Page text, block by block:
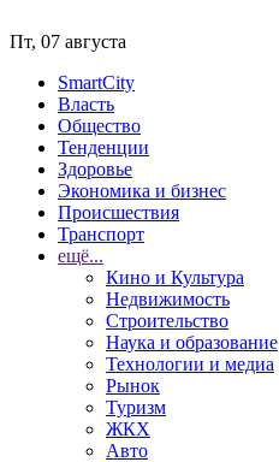
Пт, 07 августа
SmartCity
Власть
Общество
Тенденции
Здоровье
Экономика и бизнес
Происшествия
Транспорт
ещё...
Кино и Культура
Недвижимость
Строительство
Наука и образование
Технологии и медиа
Рынок
Туризм
ЖКХ
Авто